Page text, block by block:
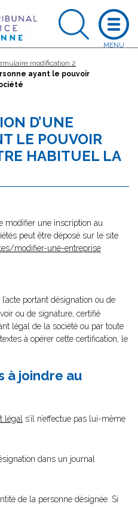
modification 2
ayant le pouvoir
D’UNE
LE POUVOIR
HABITUEL LA
modifier une inscription au
peut être déposé sur le site
modifier-une-entreprise
portant désignation ou de
ou de signature, certifié
légal de la société ou par toute
à opérer cette certification, le
à joindre au
légal s’il n’effectue pas lui-même
dans un journal
de la personne désignée. Si